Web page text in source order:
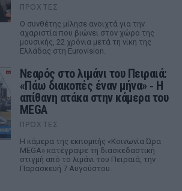
ΠΡΟΧΤΈΣ
Ο συνθέτης μίλησε ανοιχτά για την
αχαριστία που βιώνει στον χώρο της
μουσικής, 22 χρόνια μετά τη νίκη της
Ελλάδας στη Eurovision.
Νεαρός στο λιμάνι του Πειραιά:
«Πάω διακοπές έναν μήνα» ‑ Η
απίθανη ατάκα στην κάμερα του
MEGA
ΠΡΟΧΤΈΣ
Η κάμερα της εκπομπής «Κοινωνία Ώρα
MEGA» κατέγραψε τη διασκεδαστική
στιγμή από το λιμάνι του Πειραιά, την
Παρασκευή 7 Αυγούστου.